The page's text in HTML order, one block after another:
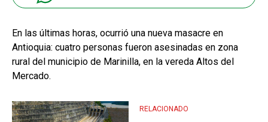
En las últimas horas, ocurrió una nueva masacre en
Antioquia: cuatro personas fueron asesinadas en zona
rural del municipio de Marinilla, en la vereda Altos del
Mercado.
RELACIONADO